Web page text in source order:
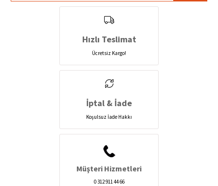
Hızlı Teslimat
Ücretsiz Kargo!
İptal & İade
Koşulsuz İade Hakkı
Müşteri Hizmetleri
0 312 911 44 66